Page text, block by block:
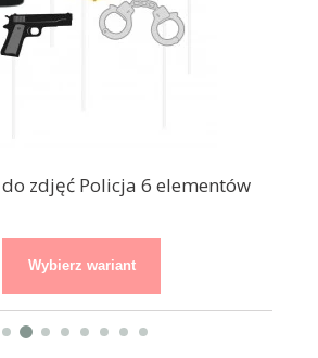
zdjęć Policja 6 elementów
Wybierz wariant